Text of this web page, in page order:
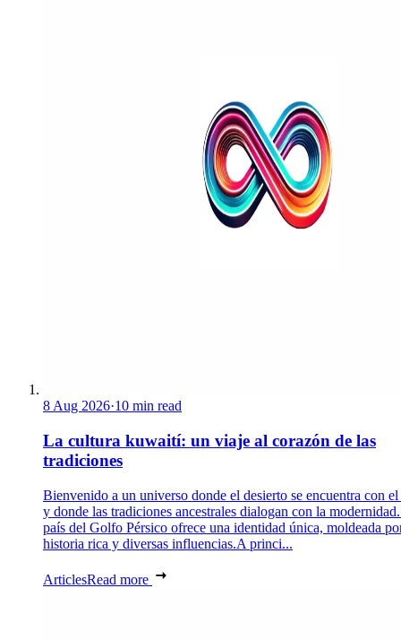
8 Aug 2026·10 min read
La cultura kuwaití: un viaje al corazón de las
tradiciones
Bienvenido a un universo donde el desierto se encuentra con el
y donde las tradiciones ancestrales dialogan con la
país del Golfo Pérsico ofrece una identidad única, moldeada
historia rica y diversas influencias.A princi...
ArticlesRead more